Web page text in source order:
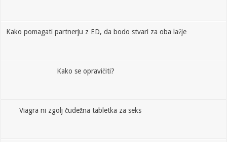
Kako pomagati partnerju z ED, da bodo stvari za oba lažje
Kako se opravičiti?
Viagra ni zgolj čudežna tabletka za seks